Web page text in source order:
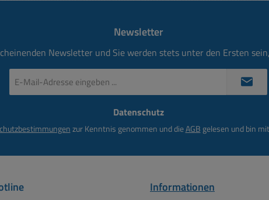
Lieferung
die dient
zum
Durchgangswiderstand: 10
mOhm
Querloch die
Newsletter
Newsletter und Sie werden stets unter den Ersten
Mail-
Datenschutz
zur Kenntnis genommen und dieAGB gelesen und bin
Informationen